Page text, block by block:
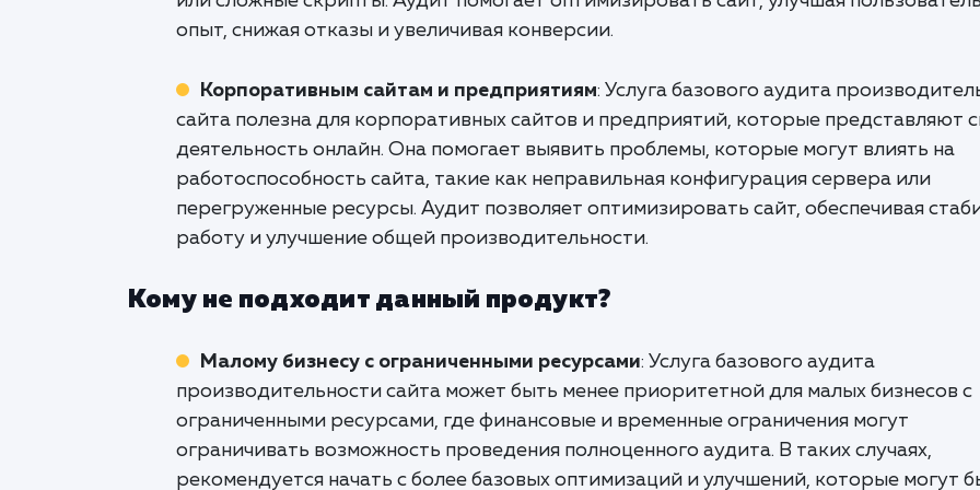
опыт, снижая отказы и увеличивая конверсии.
Корпоративным сайтам и предприятиям: Услуга базового аудита
сайта полезна для корпоративных сайтов и предприятий, которые представляют
деятельность онлайн. Она помогает выявить проблемы, которые могут влиять на
работоспособность сайта, такие как неправильная конфигурация сервера или
перегруженные ресурсы. Аудит позволяет оптимизировать сайт, обеспечивая
работу и улучшение общей производительности.
Кому не подходит данный продукт?
Малому бизнесу с ограниченными ресурсами: Услуга базового аудита
производительности сайта может быть менее приоритетной для малых бизнесов с
ограниченными ресурсами, где финансовые и временные ограничения могут
ограничивать возможность проведения полноценного аудита. В таких случаях,
рекомендуется начать с более базовых оптимизаций и улучшений, которые могут